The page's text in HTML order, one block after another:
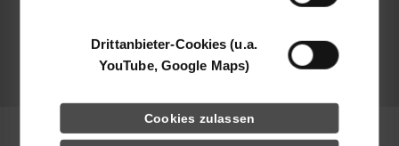
Drittanbieter-Cookies (u.a.
YouTube, Google Maps)
Cookies zulassen